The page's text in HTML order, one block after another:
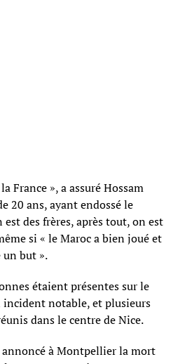
France », a assuré Hossam
20 ans, ayant endossé le
est des frères, après tout, on est
si « le Maroc a bien joué et
but ».
étaient présentes sur le
incident notable, et plusieurs
dans le centre de Nice.
annoncé à Montpellier la mort